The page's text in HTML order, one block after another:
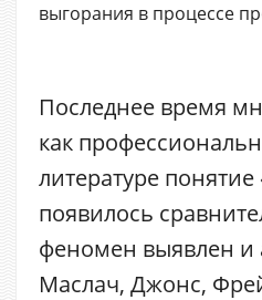
выгорания в процессе
Последнее время
как
литературе
появилось
феномен выявлен и
Маслач, Джонс,